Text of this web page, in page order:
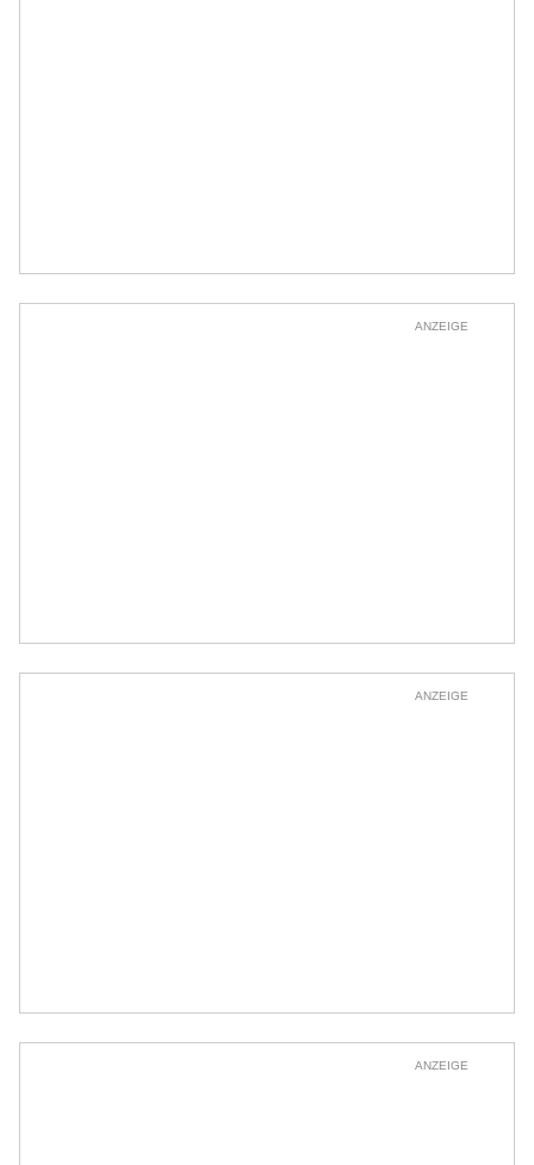
ANZEIGE
ANZEIGE
ANZEIGE